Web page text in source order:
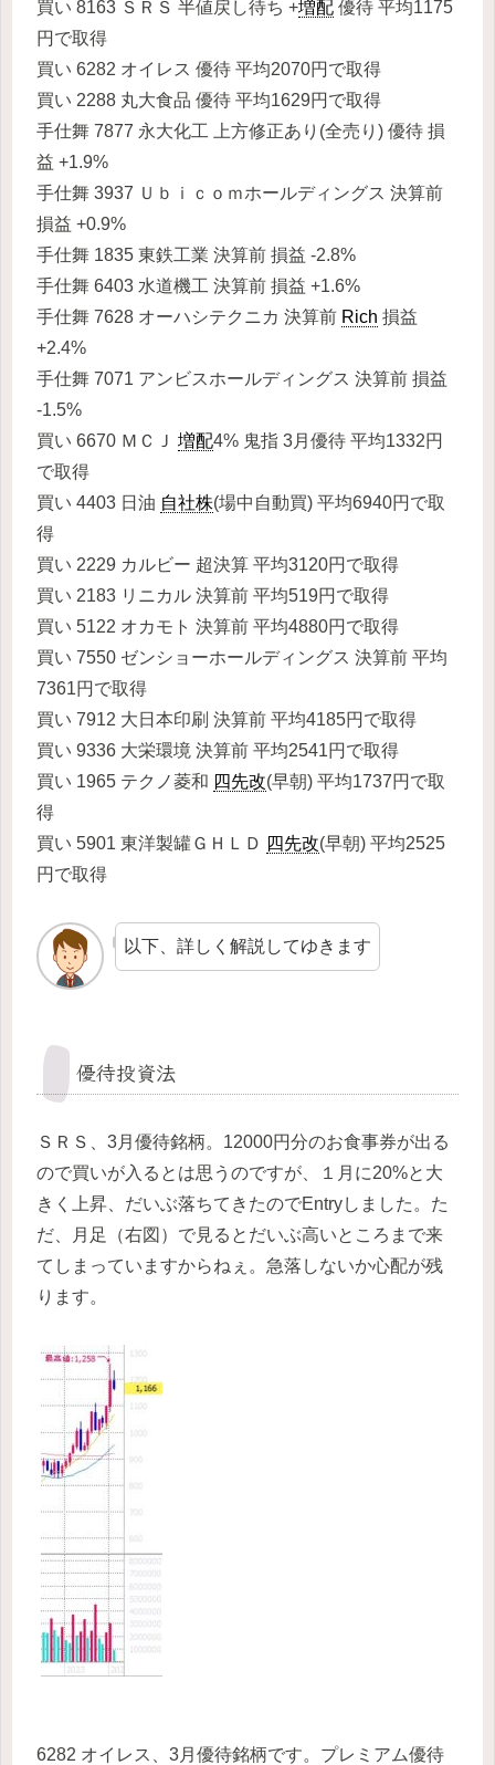
買い 8163 ＳＲＳ 半値戻し待ち +増配 優待 平均1175
円で取得
買い 6282 オイレス 優待 平均2070円で取得
買い 2288 丸大食品 優待 平均1629円で取得
手仕舞 7877 永大化工 上方修正あり(全売り) 優待 損
益 +1.9%
手仕舞 3937 Ｕｂｉｃｏｍホールディングス 決算前
損益 +0.9%
手仕舞 1835 東鉄工業 決算前 損益 -2.8%
手仕舞 6403 水道機工 決算前 損益 +1.6%
手仕舞 7628 オーハシテクニカ 決算前 Rich 損益
+2.4%
手仕舞 7071 アンビスホールディングス 決算前 損益
-1.5%
買い 6670 ＭＣＪ 増配4% 鬼指 3月優待 平均1332円
で取得
買い 4403 日油 自社株(場中自動買) 平均6940円で取
得
買い 2229 カルビー 超決算 平均3120円で取得
買い 2183 リニカル 決算前 平均519円で取得
買い 5122 オカモト 決算前 平均4880円で取得
買い 7550 ゼンショーホールディングス 決算前 平均
7361円で取得
買い 7912 大日本印刷 決算前 平均4185円で取得
買い 9336 大栄環境 決算前 平均2541円で取得
買い 1965 テクノ菱和 四先改(早朝) 平均1737円で取
得
買い 5901 東洋製罐ＧＨＬＤ 四先改(早朝) 平均2525
円で取得
以下、詳しく解説してゆきます
優待投資法
ＳＲＳ、3月優待銘柄。12000円分のお食事券が出る
ので買いが入るとは思うのですが、１月に20%と大
きく上昇、だいぶ落ちてきたのでEntryしました。た
だ、月足（右図）で見るとだいぶ高いところまで来
てしまっていますからねぇ。急落しないか心配が残
ります。
6282 オイレス、3月優待銘柄です。プレミアム優待